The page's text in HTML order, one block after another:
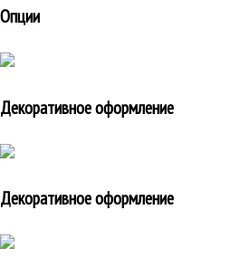
Опции
Декоративное оформление
Декоративное оформление